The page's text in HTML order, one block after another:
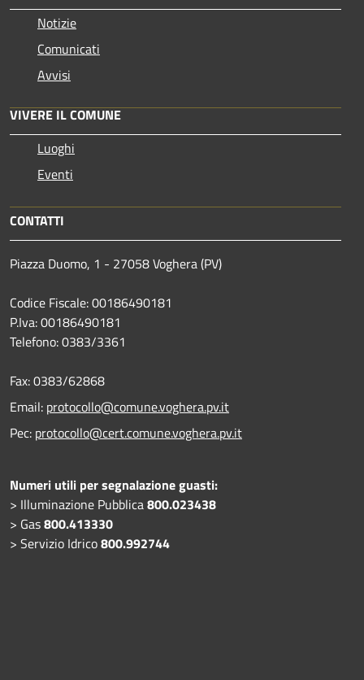
Notizie
Comunicati
Avvisi
VIVERE IL COMUNE
Luoghi
Eventi
CONTATTI
Piazza Duomo, 1 - 27058 Voghera (PV)
Codice Fiscale: 00186490181
P.Iva: 00186490181
Telefono:0383/3361
Fax:0383/62868
Email: protocollo@comune.voghera.pv.it
Pec: protocollo@cert.comune.voghera.pv.it
Numeri utili per segnalazione guasti:
> Illuminazione Pubblica800.023438
> Gas800.413330
> Servizio Idrico800.992744